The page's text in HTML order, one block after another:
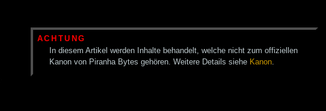
ACHTUNG
In diesem Artikel werden Inhalte behandelt, welche nicht zum offiziellen
Kanon von Piranha Bytes gehören. Weitere Details siehe Kanon.